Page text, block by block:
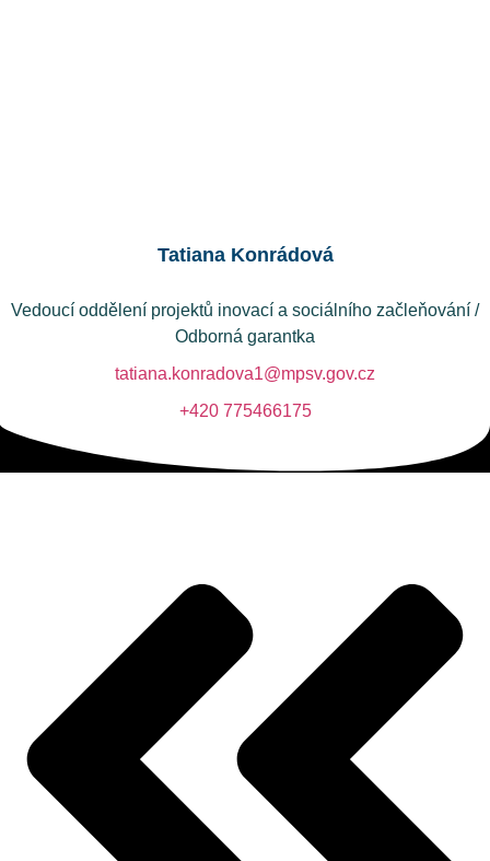
Tatiana Konrádová
Vedoucí oddělení projektů inovací a sociálního začleňování /
Odborná garantka
tatiana.konradova1@mpsv.gov.cz
+420 775466175